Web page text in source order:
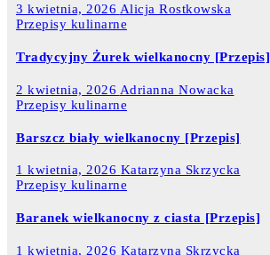
3 kwietnia, 2026 Alicja Rostkowska
Przepisy kulinarne
Tradycyjny Żurek wielkanocny [Przepis]
2 kwietnia, 2026 Adrianna Nowacka
Przepisy kulinarne
Barszcz biały wielkanocny [Przepis]
1 kwietnia, 2026 Katarzyna Skrzycka
Przepisy kulinarne
Baranek wielkanocny z ciasta [Przepis]
1 kwietnia, 2026 Katarzyna Skrzycka